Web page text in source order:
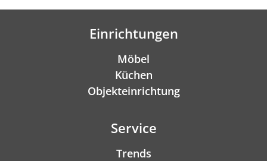
Einrichtungen
Möbel
Küchen
Objekteinrichtung
Service
Trends